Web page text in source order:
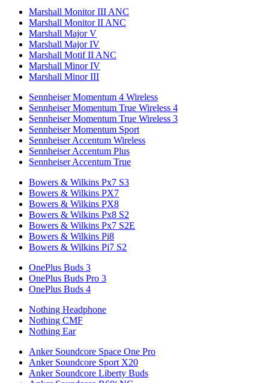
Marshall Monitor III ANC
Marshall Monitor II ANC
Marshall Major V
Marshall Major IV
Marshall Motif II ANC
Marshall Minor IV
Marshall Minor III
Sennheiser Momentum 4 Wireless
Sennheiser Momentum True Wireless 4
Sennheiser Momentum True Wireless 3
Sennheiser Momentum Sport
Sennheiser Accentum Wireless
Sennheiser Accentum Plus
Sennheiser Accentum True
Bowers & Wilkins Px7 S3
Bowers & Wilkins PX7
Bowers & Wilkins PX8
Bowers & Wilkins Px8 S2
Bowers & Wilkins Px7 S2E
Bowers & Wilkins Pi8
Bowers & Wilkins Pi7 S2
OnePlus Buds 3
OnePlus Buds Pro 3
OnePlus Buds 4
Nothing Headphone
Nothing CMF
Nothing Ear
Anker Soundcore Space One Pro
Anker Soundcore Sport X20
Anker Soundcore Liberty Buds